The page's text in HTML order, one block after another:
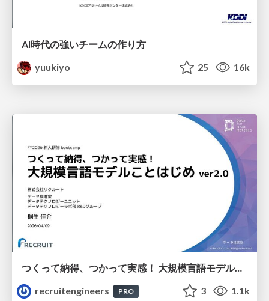
AI時代の強いチームの作り方
yuukiyo
25 16k
つくって納得、つかって実感！ 大規模言語モデルことはじめ ver2.0
recruitengineers
PRO 3 1.1k